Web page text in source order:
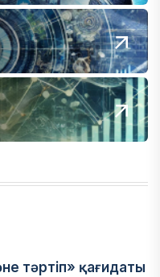
тәртіп» қағидаты